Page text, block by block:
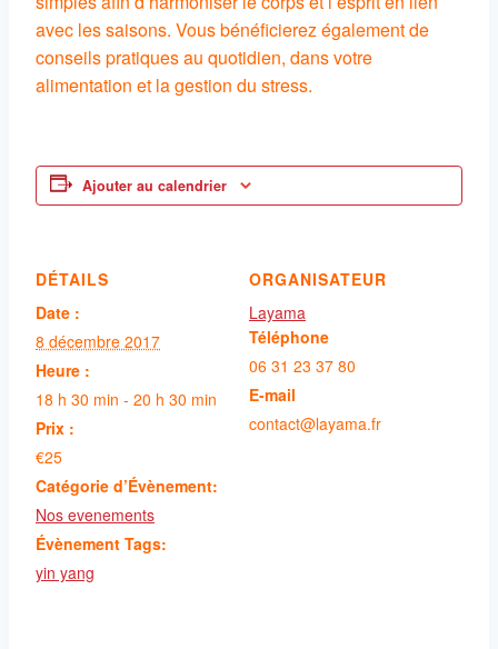
avec les saisons. Vous bénéficierez également de
conseils pratiques au quotidien, dans votre
alimentation et la gestion du stress.
Ajouter au calendrier
DÉTAILS
Date :
8 décembre 2017
Heure :
18 h 30 min - 20 h 30 min
Prix :
€25
Catégorie d’Évènement:
Nos evenements
Évènement Tags:
yin yang
ORGANISATEUR
Layama
Téléphone
06 31 23 37 80
E-mail
contact@layama.fr